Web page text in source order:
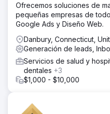
Ofrecemos soluciones de
pequeñas empresas de
Google Ads y Diseño Web.
Danbury, Connecticut,
Generación de leads,
Servicios de salud y
dentales +3
$1,000 - $10,000